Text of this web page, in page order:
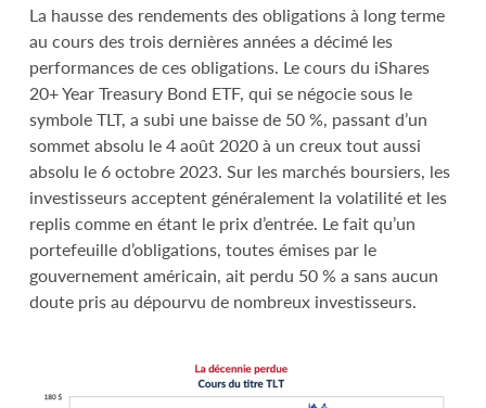
La hausse des rendements des obligations à long terme
au cours des trois dernières années a décimé les
performances de ces obligations. Le cours du iShares
20+ Year Treasury Bond ETF, qui se négocie sous le
symbole TLT, a subi une baisse de 50 %, passant d’un
sommet absolu le 4 août 2020 à un creux tout aussi
absolu le 6 octobre 2023. Sur les marchés boursiers, les
investisseurs acceptent généralement la volatilité et les
replis comme en étant le prix d’entrée. Le fait qu’un
portefeuille d’obligations, toutes émises par le
gouvernement américain, ait perdu 50 % a sans aucun
doute pris au dépourvu de nombreux investisseurs.